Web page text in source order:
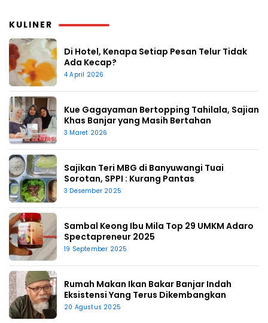
KULINER
Di Hotel, Kenapa Setiap Pesan Telur Tidak
Ada Kecap?
4 April 2026
Kue Gagayaman Bertopping Tahilala, Sajian
Khas Banjar yang Masih Bertahan
3 Maret 2026
Sajikan Teri MBG di Banyuwangi Tuai
Sorotan, SPPI : Kurang Pantas
3 Desember 2025
Sambal Keong Ibu Mila Top 29 UMKM Adaro
Spectapreneur 2025
19 September 2025
Rumah Makan Ikan Bakar Banjar Indah
Eksistensi Yang Terus Dikembangkan
20 Agustus 2025